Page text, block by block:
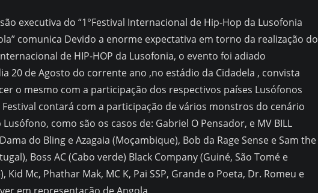
executiva do “1°Festival Internacional de Hip-Hop da Lusofonia
comunica Devido a enorme expectativa em torno da realização do
de HIP-HOP da Lusofonia, o evento foi adiado
20 de Agosto do corrente ano ,no estádio da Cidadela , convista
o mesmo com a participação dos respectivos países Lusófonos
Festival contará com a participação de vários monstros do cenário
como são os casos de: Gabriel O Pensador, e MV BILL
do Bling e Azagaia (Moçambique), Bob da Rage Sense e Sam the
Boss AC (Cabo verde) Black Company (Guiné, São Tomé e
Kid Mc, Phathar Mak, MC K, Pai SSP, Grande o Poeta, Dr. Romeu e